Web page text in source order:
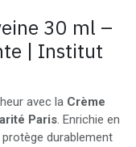
30 ml –
| Institut
avec la Crème
Paris. Enrichie en
durablement